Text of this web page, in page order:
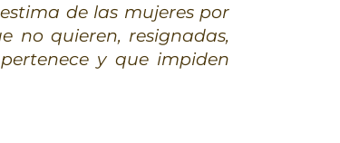
de las mujeres por
no quieren, resignadas,
y que impiden